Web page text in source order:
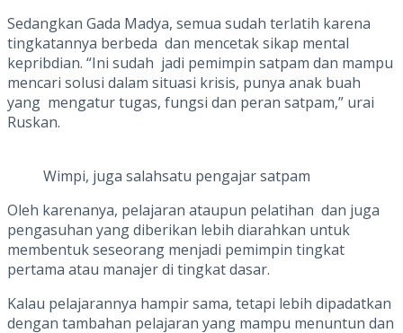
Sedangkan Gada Madya, semua sudah terlatih karena
tingkatannya berbeda dan mencetak sikap mental
kepribdian. “Ini sudah jadi pemimpin satpam dan mampu
mencari solusi dalam situasi krisis, punya anak buah
yang mengatur tugas, fungsi dan peran satpam,” urai
Ruskan.
Wimpi, juga salahsatu pengajar satpam
Oleh karenanya, pelajaran ataupun pelatihan dan juga
pengasuhan yang diberikan lebih diarahkan untuk
membentuk seseorang menjadi pemimpin tingkat
pertama atau manajer di tingkat dasar.
Kalau pelajarannya hampir sama, tetapi lebih dipadatkan
dengan tambahan pelajaran yang mampu menuntun dan